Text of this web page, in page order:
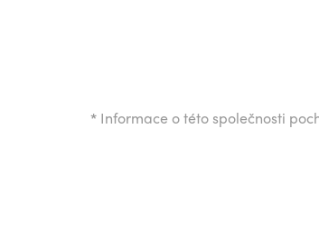
* Informace o této společnosti